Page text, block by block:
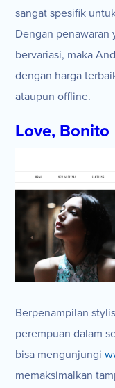
sangat spesifik
Dengan penawaran
bervariasi, maka
dengan harga
ataupun offline.
Love, Bonito
Berpenampilan
perempuan dalam
bisa mengunjungi
memaksimalkan